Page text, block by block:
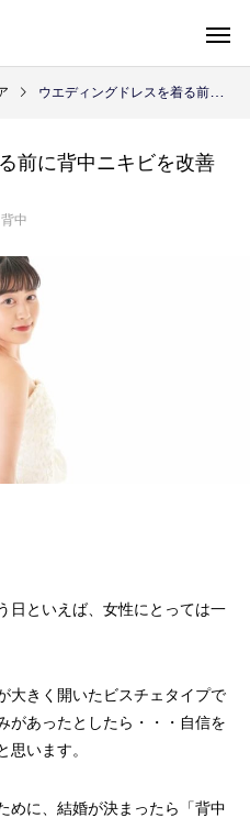
ウエディングドレスを着る前に背中ニキビを改善するには？
前に背中ニキビを改善
背中
日といえば、女性にとっては一
大きく開いたビスチェタイプで
があったとしたら・・・自信を
思います。
めに、結婚が決まったら「背中